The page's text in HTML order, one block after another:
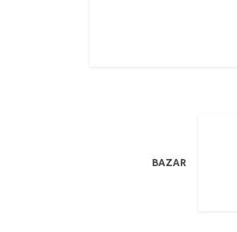
BAZAR